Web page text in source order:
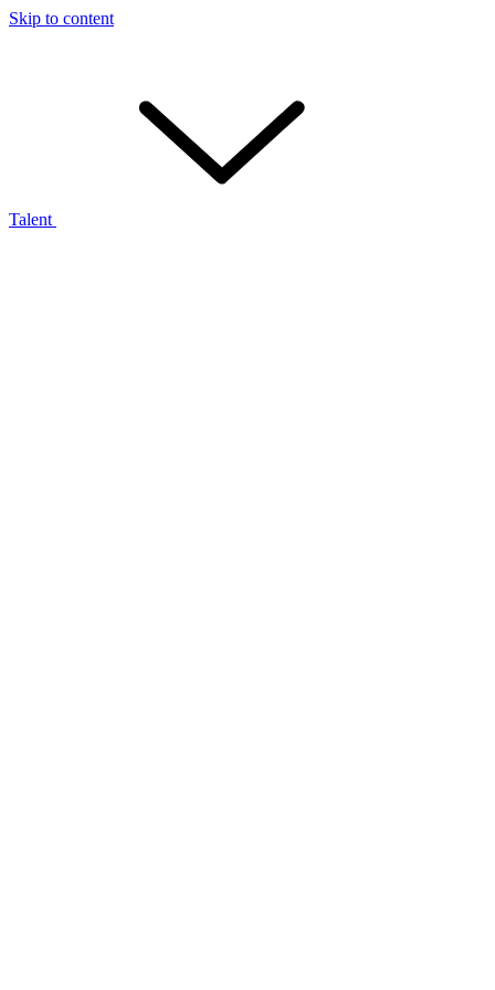
Skip to content
Talent